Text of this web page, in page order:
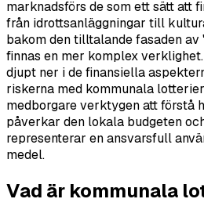
marknadsförs de som ett sätt att
från idrottsanläggningar till
bakom den tilltalande fasaden
finnas en mer komplex
djupt ner i de finansiella
riskerna med kommunala
medborgare verktygen att förstå
påverkar den lokala budgeten
representerar en ansvarsfull
medel.
Vad är kommunala